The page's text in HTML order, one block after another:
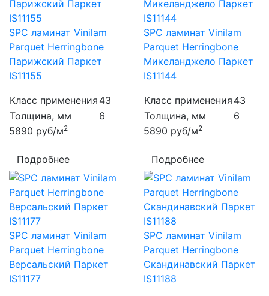
SPC ламинат Vinilam
Parquet Herringbone
Парижский Паркет
IS11155
Класс применения 43
Толщина, мм
6
5890 руб/м2
Подробнее
SPC ламинат Vinilam
Parquet Herringbone
Микеланджело Паркет
IS11144
Класс применения 43
Толщина, мм
6
5890 руб/м2
Подробнее
SPC ламинат Vinilam
Parquet Herringbone
Версальский Паркет
IS11177
SPC ламинат Vinilam
Parquet Herringbone
Скандинавский Паркет
IS11188